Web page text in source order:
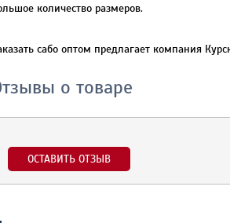
количество размеров.
сабо оптом предлагает компания
о товаре
ОСТАВИТЬ ОТЗЫВ